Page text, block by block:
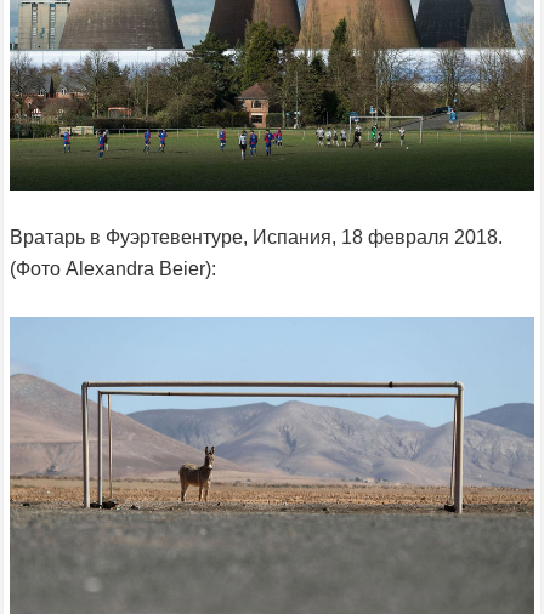
Вратарь в Фуэртевентуре, Испания, 18 февраля 2018.
(Фото Alexandra Beier):